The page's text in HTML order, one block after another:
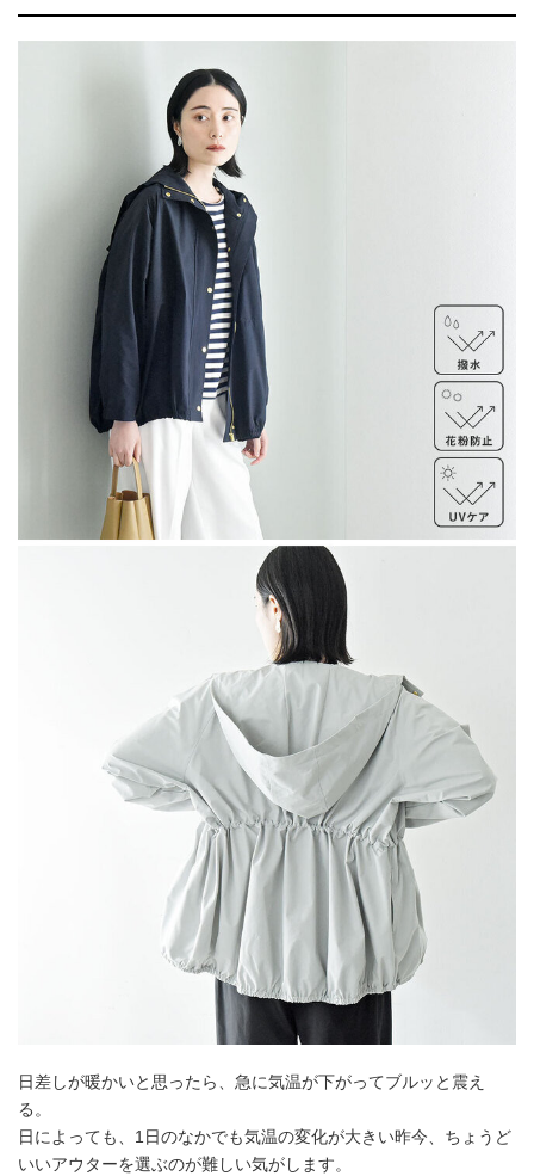
日差しが暖かいと思ったら、急に気温が下がってブルッと震え
る。
日によっても、1日のなかでも気温の変化が大きい昨今、ちょうど
いいアウターを選ぶのが難しい気がします。